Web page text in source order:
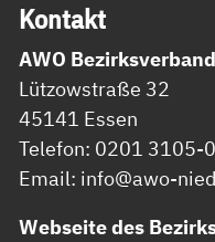
Kon­takt
AWO
Lützowstraße 32
45141 Essen
Telefon: 0201 3105-0
Email: info@awo-
Webseite des